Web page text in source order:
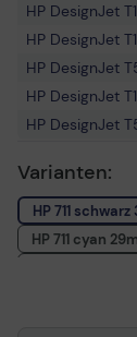
HP DesignJet
HP DesignJet
HP DesignJet
HP DesignJet
HP DesignJet
HP DesignJet
HP DesignJet
HP DesignJet
Varianten:
HP 711
HP 711 cyan